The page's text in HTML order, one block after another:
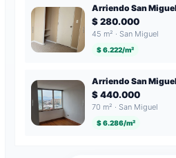
Arriendo San
$ 280.000
45 m² · San Miguel
$ 6.222/m²
Arriendo San
$ 440.000
70 m² · San Miguel
$ 6.286/m²